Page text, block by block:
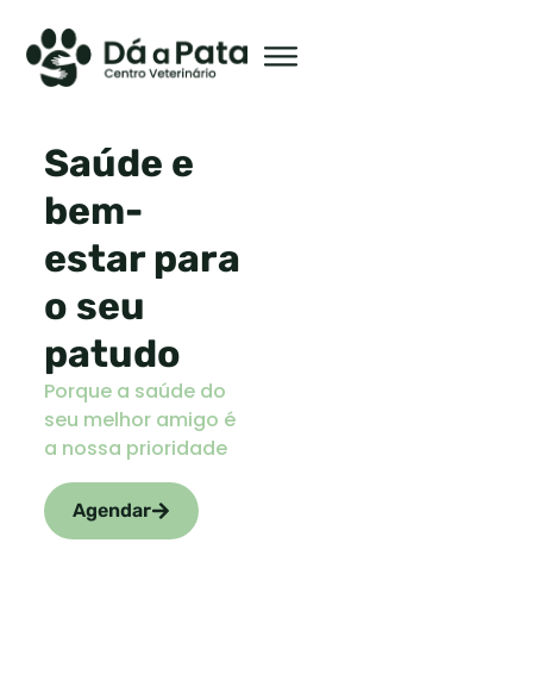
Saúde e
bem-
estar para
o seu
patudo
Porque a saúde do
seu melhor amigo é
a nossa prioridade
Agendar